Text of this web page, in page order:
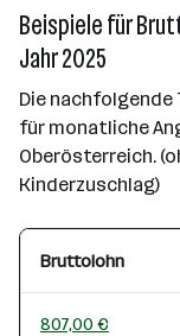
Beispiele für
Jahr 2025
Die nachfolgende
für monatliche
Oberösterreich.
Kinderzuschlag)
Bruttolohn
807,00 €